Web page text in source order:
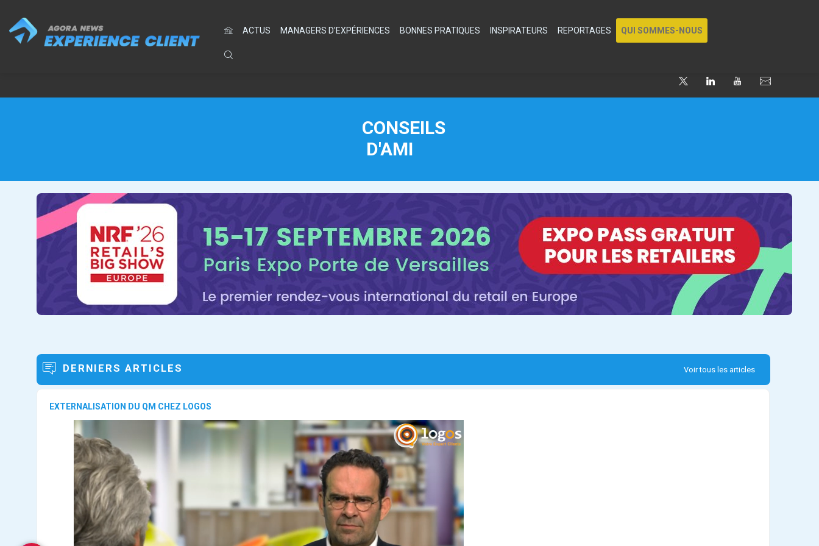
ACTUS MANAGERS D'EXPÉRIENCES BONNES PRATIQUES INSPIRATEURS REPORTAGES QUI SOMMES-NOUS
CONSEILS
D'AMI
DERNIERS ARTICLES Voir tous les articles
EXTERNALISATION DU QM CHEZ LOGOS